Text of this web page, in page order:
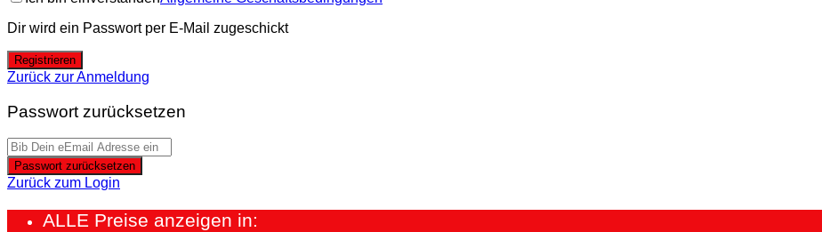
Dir wird ein Passwort per E-Mail zugeschickt
Registrieren
Zurück zur Anmeldung
Passwort zurücksetzen
Passwort zurücksetzen
Zurück zum Login
ALLE Preise anzeigen in: